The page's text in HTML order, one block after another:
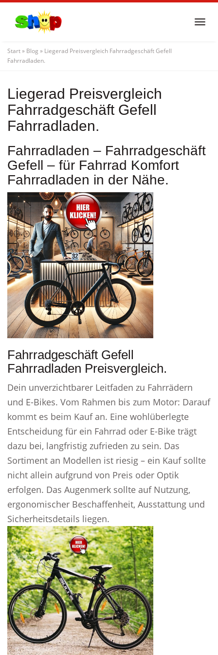
content
Start» Blog » Liegerad Preisvergleich Fahrradgeschäft Gefell
Fahrradladen.
Liegerad Preisvergleich
Fahrradgeschäft Gefell
Fahrradladen.
Fahrradladen – Fahrradgeschäft
Gefell – für Fahrrad Komfort
Fahrradladen in der Nähe.
Fahrradgeschäft Gefell
Fahrradladen Preisvergleich.
Dein unverzichtbarer Leitfaden zu Fahrrädern
und E-Bikes. Vom Rahmen bis zum Motor: Darauf
kommt es beim Kauf an. Eine wohlüberlegte
Entscheidung für ein Fahrrad oder E-Bike trägt
dazu bei, langfristig zufrieden zu sein. Das
Sortiment an Modellen ist riesig – ein Kauf sollte
nicht allein aufgrund von Preis oder Optik
erfolgen. Das Augenmerk sollte auf Nutzung,
ergonomischer Beschaffenheit, Ausstattung und
Sicherheitsdetails liegen.